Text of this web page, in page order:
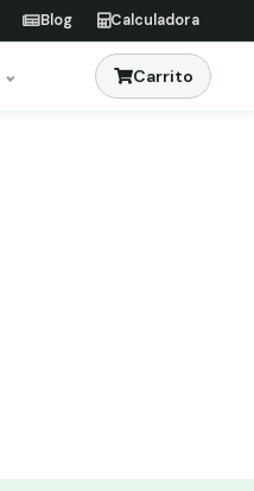
Blog Calculadora
Carrito